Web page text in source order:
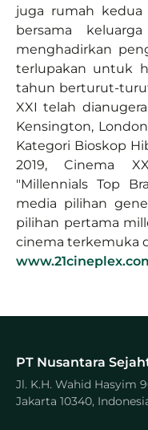
juga rumah
bersama
menghadirkan
terlupakan untuk
tahun berturut-turut
XXI telah
Kensington,
Kategori Bioskop
2019, Cinema
"Millennials Top
media pilihan
pilihan pertama
cinema terkemuka
PT Nusantara
Jl. K.H. Wahid Hasyim
Jakarta 10340,